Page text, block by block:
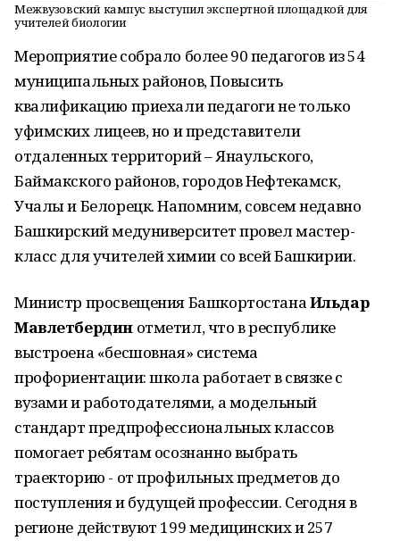
Межвузовский кампус выступил экспертной площадкой для
учителей биологии
Мероприятие собрало более 90 педагогов из 54
муниципальных районов, Повысить
квалификацию приехали педагоги не только
уфимских лицеев, но и представители
отдаленных территорий – Янаульского,
Баймакского районов, городов Нефтекамск,
Учалы и Белорецк. Напомним, совсем недавно
Башкирский медуниверситет провел мастер-
класс для учителей химии со всей Башкирии.
Министр просвещения БашкортостанаИльдар
Мавлетбердинотметил, что в республике
выстроена «бесшовная» система
профориентации: школа работает в связке с
вузами и работодателями, а модельный
стандарт предпрофессиональных классов
помогает ребятам осознанно выбрать
траекторию - от профильных предметов до
поступления и будущей профессии. Сегодня в
регионе действуют 199 медицинских и 257